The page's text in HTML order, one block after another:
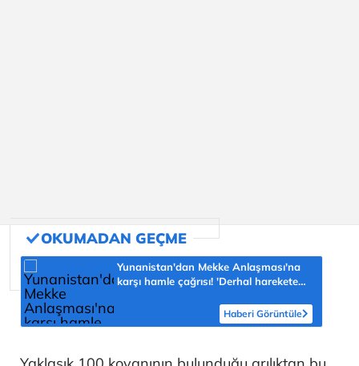
Yunanistan'dan Mekke Anlaşması'na
karşı hamle çağrısı! 'Derhal harekete
Haberi Görüntüle